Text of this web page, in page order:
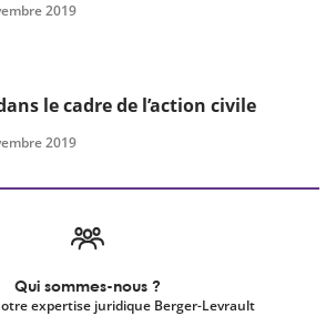
2019
le cadre de l’action civile
2019
Qui sommes-nous ?
expertise juridique Berger-Levrault